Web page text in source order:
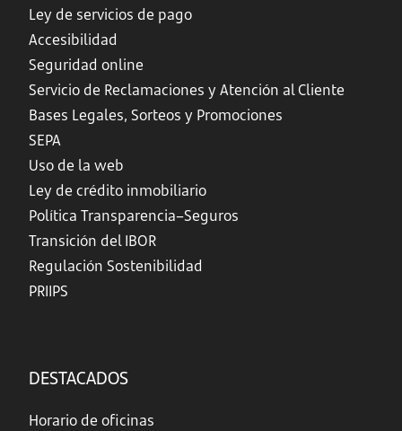
Ley de servicios de pago
Accesibilidad
Seguridad online
Servicio de Reclamaciones y Atención al Cliente
Bases Legales, Sorteos y Promociones
SEPA
Uso de la web
Ley de crédito inmobiliario
Política Transparencia–Seguros
Transición del IBOR
Regulación Sostenibilidad
PRIIPS
DESTACADOS
Horario de oficinas